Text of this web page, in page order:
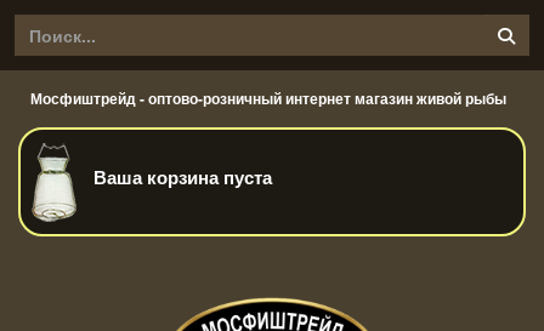
Мосфиштрейд - оптово-розничный интернет магазин живой рыбы
Ваша корзина пуста